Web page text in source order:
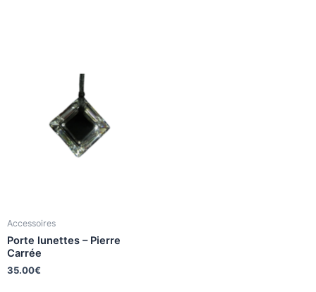
Accessoires
Porte lunettes – Pierre
Carrée
35.00€